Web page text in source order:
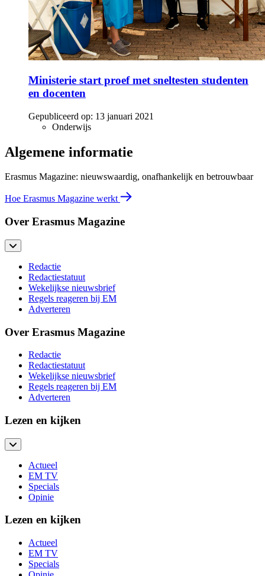
Ministerie start proef met sneltesten studenten
en docenten
Gepubliceerd op: 13 januari 2021
Onderwijs
Algemene informatie
Erasmus Magazine: nieuwswaardig, onafhankelijk en betrouwbaar
Hoe Erasmus Magazine werkt
Over Erasmus Magazine
Redactie
Redactiestatuut
Wekelijkse nieuwsbrief
Regels reageren bij EM
Adverteren
Over Erasmus Magazine
Redactie
Redactiestatuut
Wekelijkse nieuwsbrief
Regels reageren bij EM
Adverteren
Lezen en kijken
Actueel
EM TV
Specials
Opinie
Lezen en kijken
Actueel
EM TV
Specials